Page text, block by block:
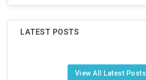
LATEST POSTS
View All Latest Posts